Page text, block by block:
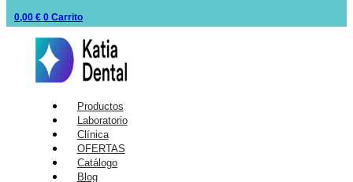
0,00 € 0 Carrito
Productos
Laboratorio
Clínica
OFERTAS
Catálogo
Blog